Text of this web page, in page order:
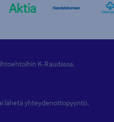
K-Raudassa.
lähetä yhteydenottopyyntö.